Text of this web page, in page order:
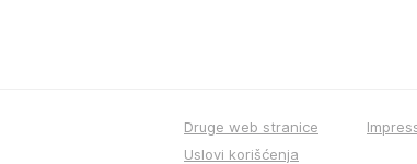
Druge web stranice
Uslovi korišćenja